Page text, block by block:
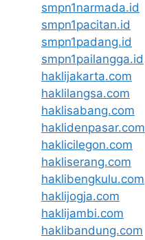
smpn1narmada.id
smpn1pacitan.id
smpn1padang.id
smpn1pailangga.id
haklijakarta.com
haklilangsa.com
haklisabang.com
haklidenpasar.com
haklicilegon.com
hakliserang.com
haklibengkulu.com
haklijogja.com
haklijambi.com
haklibandung.com